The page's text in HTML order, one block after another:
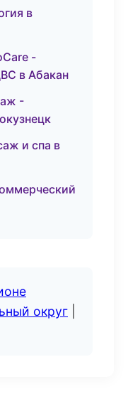
в
-
в Абакан
-
и спа в
округ